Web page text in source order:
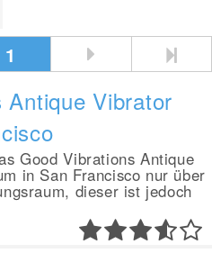
1
Vibrator
Good Vibrations Antique
in San Francisco nur über
dieser ist jedoch